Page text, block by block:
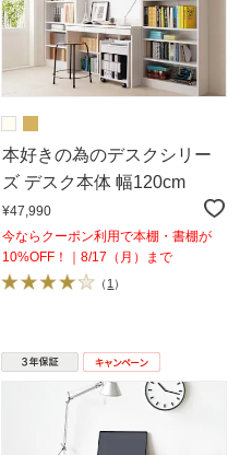
本好きの為のデスクシリー
ズ デスク本体 幅120cm
¥47,990
今ならクーポン利用で本棚・書棚が
10%OFF！｜8/17（月）まで
（ 1 ）